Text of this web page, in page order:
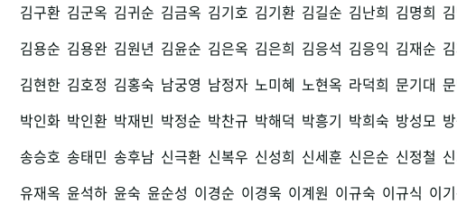
김구환 김군옥 김귀순 김금옥 김기호 김기환 김길순 김난희 김명희
김용순 김용완 김원년 김윤순 김은옥 김은희 김응석 김응익 김재순
김현한 김호정 김홍숙 남궁영 남정자 노미혜 노현옥 라덕희 문기대
박인화 박인환 박재빈 박정순 박찬규 박해덕 박흥기 박희숙 방성모
송승호 송태민 송후남 신극환 신복우 신성희 신세훈 신은순 신정철
유재옥 윤석하 윤숙 윤순성 이경순 이경욱 이계원 이규숙 이규식 이